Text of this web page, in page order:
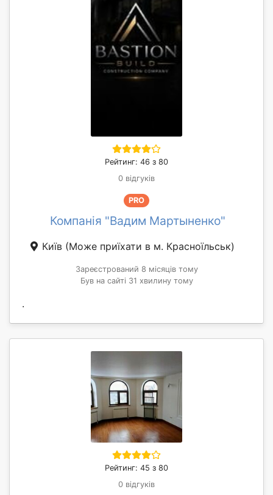
Рейтинг: 46 з 80
0 відгуків
PRO
Компанія "Вадим Мартыненко"
Київ (Може приїхати в м. Красноїльськ)
Зареєстрований 8 місяців тому
Був на сайті 31 хвилину тому
.
Рейтинг: 45 з 80
0 відгуків